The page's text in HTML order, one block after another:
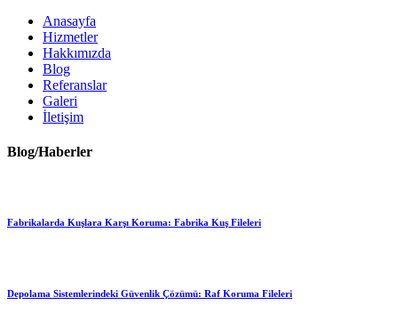
Anasayfa
Hizmetler
Hakkımızda
Blog
Referanslar
Galeri
İletişim
Blog/Haberler
Fabrikalarda Kuşlara Karşı Koruma: Fabrika Kuş Fileleri
Depolama Sistemlerindeki Güvenlik Çözümü: Raf Koruma Fileleri